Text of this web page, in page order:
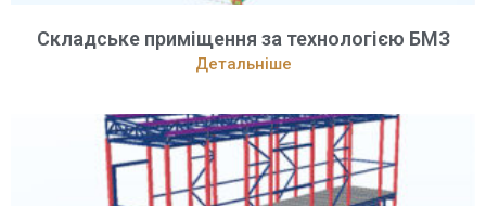
Складське приміщення за технологією БМЗ
Детальніше